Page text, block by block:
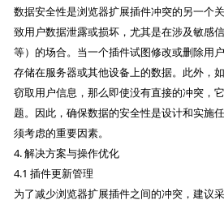
数据安全性是浏览器扩展插件冲突的另一个
致用户数据泄露或损坏，尤其是在涉及敏感
等）的场合。当一个插件试图修改或删除用
存储在服务器或其他设备上的数据。此外，
窃取用户信息，那么即使没有直接的冲突，
题。因此，确保数据的安全性是设计和实施
须考虑的重要因素。
4. 解决方案与操作优化
4.1 插件更新管理
为了减少浏览器扩展插件之间的冲突，建议